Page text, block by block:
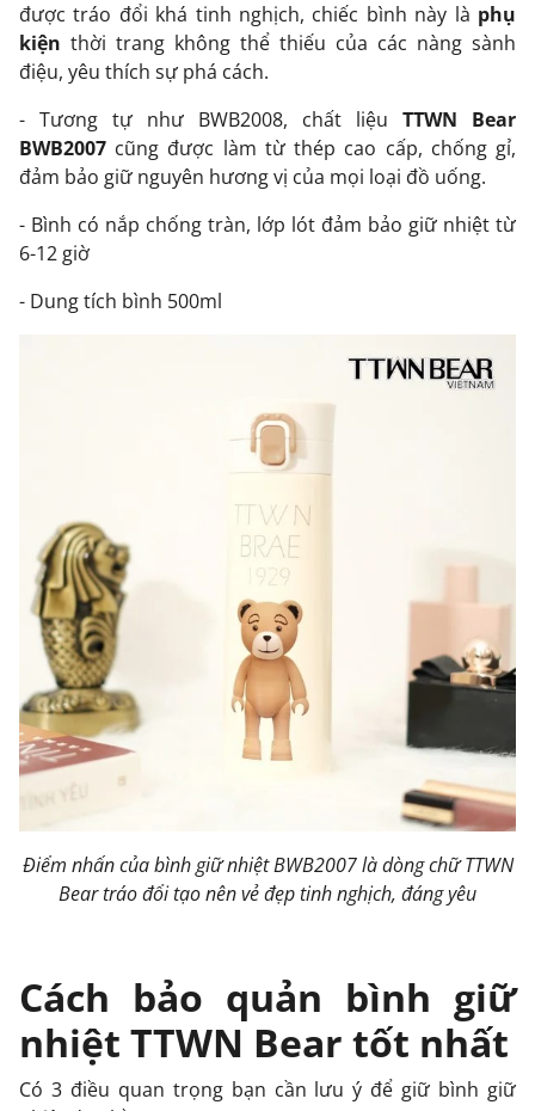
được tráo đổi khá tinh nghịch, chiếc bình này là phụ
kiện thời trang không thể thiếu của các nàng sành
điệu, yêu thích sự phá cách.
- Tương tự như BWB2008, chất liệu TTWN Bear
BWB2007 cũng được làm từ thép cao cấp, chống gỉ,
đảm bảo giữ nguyên hương vị của mọi loại đồ uống.
- Bình có nắp chống tràn, lớp lót đảm bảo giữ nhiệt từ
6-12 giờ
- Dung tích bình 500ml
Điểm nhấn của bình giữ nhiệt BWB2007 là dòng chữ TTWN
Bear tráo đổi tạo nên vẻ đẹp tinh nghịch, đáng yêu
Cách bảo quản bình giữ
nhiệt TTWN Bear tốt nhất
Có 3 điều quan trọng bạn cần lưu ý để giữ bình giữ